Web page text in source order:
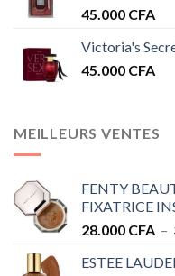
45.000 CFA
Victoria's
45.000 CFA
MEILLEURS VENTES
FENTY
FIXATRICE
28.000 CFA –
ESTEE